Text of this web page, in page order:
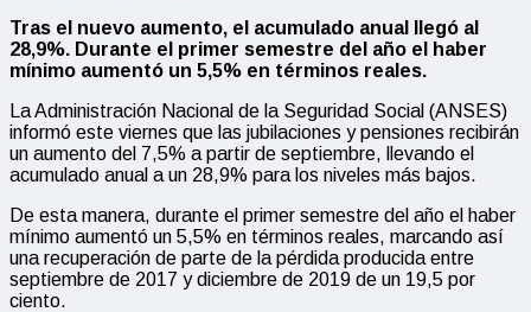
Tras el nuevo aumento, el acumulado anual llegó al
28,9%. Durante el primer semestre del año el haber
mínimo aumentó un 5,5% en términos reales.
La Administración Nacional de la Seguridad Social (ANSES)
informó este viernes que las jubilaciones y pensiones recibirán
un aumento del 7,5% a partir de septiembre, llevando el
acumulado anual a un 28,9% para los niveles más bajos.
De esta manera, durante el primer semestre del año el haber
mínimo aumentó un 5,5% en términos reales, marcando así
una recuperación de parte de la pérdida producida entre
septiembre de 2017 y diciembre de 2019 de un 19,5 por
ciento.